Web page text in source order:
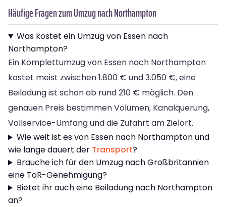
Häufige Fragen zum Umzug nach Northampton
Was kostet ein Umzug von Essen nach
Northampton?
Ein Komplettumzug von Essen nach Northampton
kostet meist zwischen 1.800 € und 3.050 €, eine
Beiladung ist schon ab rund 210 € möglich. Den
genauen Preis bestimmen Volumen, Kanalquerung,
Vollservice-Umfang und die Zufahrt am Zielort.
Wie weit ist es von Essen nach Northampton und
wie lange dauert der Transport?
Brauche ich für den Umzug nach Großbritannien
eine ToR-Genehmigung?
Bietet ihr auch eine Beiladung nach Northampton
an?